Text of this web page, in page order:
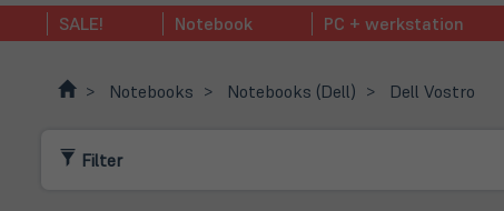
SALE! Notebook PC + werkstation
Notebooks Notebooks (Dell) Dell Vostro
Filter